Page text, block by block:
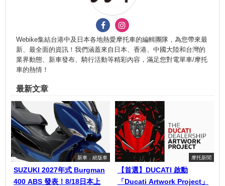
Webike集結台港中及日本各地熱愛摩托車的編輯團隊，為您帶來最
新、最全面的資訊！我們涵蓋來自日本、香港、中國大陸和台灣的
業界動態、新車發布、騎行活動等精彩內容，滿足您對電單車/摩托
車的熱情！
最新文章
新車．絕版車
SUZUKI 2027年式 Burgman
400 ABS 發表！8/18日本上
摩托新聞
【首選】DUCATI 啟動
「Ducati Artwork Project」